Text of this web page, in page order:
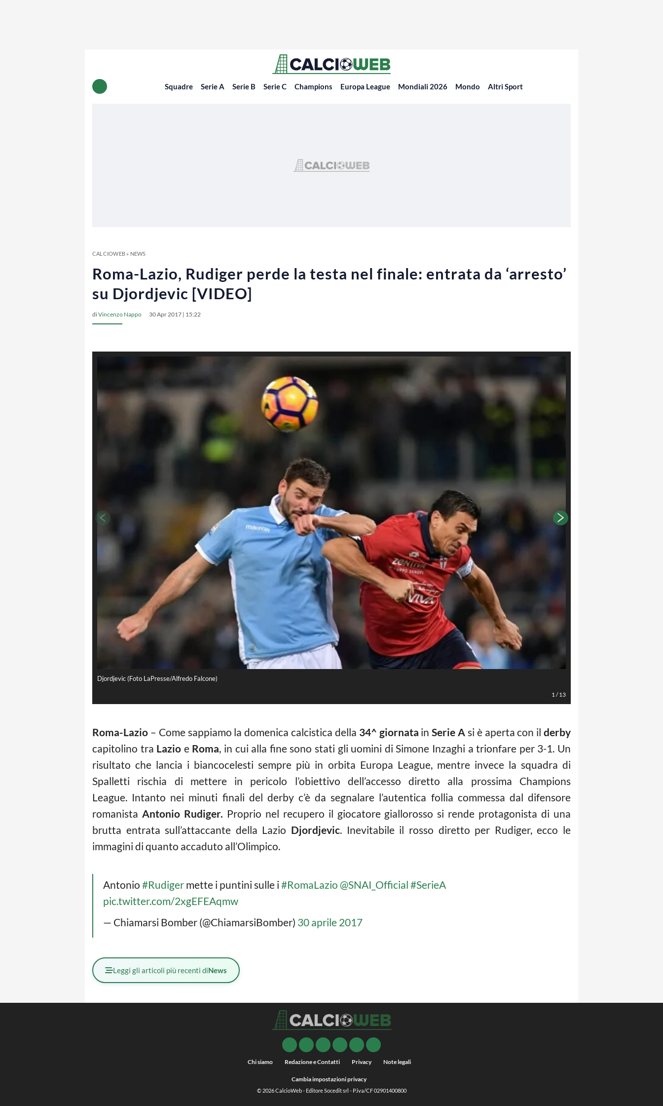
Squadre Serie A Serie B Serie C Champions Europa League Mondiali 2026 Mondo Altri Sport
CALCIOWEB» NEWS
Roma-Lazio, Rudiger perde la testa nel finale: entrata da ‘arresto’
su Djordjevic [VIDEO]
diVincenzo Nappo 30 Apr 2017 | 15:22
Djordjevic (Foto LaPresse/Alfredo Falcone)
1/13
Roma-Lazio – Come sappiamo la domenica calcistica della 34^ giornata inSerie A si è aperta con ilderby
capitolino tra Lazio e Roma, in cui alla fine sono stati gli uomini di Simone Inzaghi a trionfare per 3-1. Un
risultato che lancia i biancocelesti sempre più in orbita Europa League, mentre invece la squadra di
Spalletti rischia di mettere in pericolo l’obiettivo dell’accesso diretto alla prossima Champions
League. Intanto nei minuti finali del derby c’è da segnalare l’autentica follia commessa dal difensore
romanista Antonio Rudiger. Proprio nel recupero il giocatore giallorosso si rende protagonista di una
brutta entrata sull’attaccante della Lazio Djordjevic. Inevitabile il rosso diretto per Rudiger, ecco le
immagini di quanto accaduto all’Olimpico.
Antonio #Rudiger mette i puntini sulle i #RomaLazio @SNAI_Official #SerieA
pic.twitter.com/2xgEFEAqmw
— Chiamarsi Bomber (@ChiamarsiBomber) 30 aprile 2017
Leggi gli articoli più recenti diNews
Chi siamo Redazione e Contatti Privacy Note legali
Cambia impostazioni privacy
© 2026CalcioWeb- Editore Socedit srl - P.iva/CF 02901400800